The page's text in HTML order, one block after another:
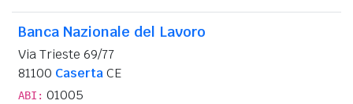
Banca Nazionale del Lavoro
Via Trieste 69/77
81100 CasertaCE
ABI: 01005